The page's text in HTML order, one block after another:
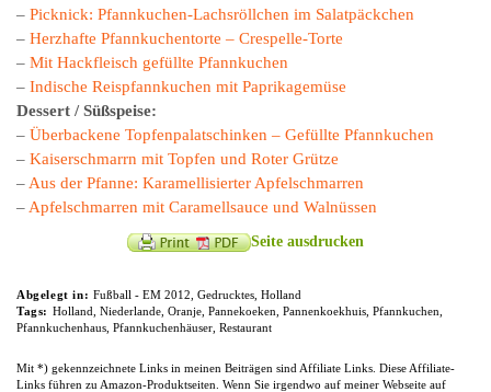
– Picknick: Pfannkuchen-Lachsröllchen im Salatpäckchen
– Herzhafte Pfannkuchentorte – Crespelle-Torte
– Mit Hackfleisch gefüllte Pfannkuchen
– Indische Reispfannkuchen mit Paprikagemüse
Dessert / Süßspeise:
– Überbackene Topfenpalatschinken – Gefüllte Pfannkuchen
– Kaiserschmarrn mit Topfen und Roter Grütze
– Aus der Pfanne: Karamellisierter Apfelschmarren
– Apfelschmarren mit Caramellsauce und Walnüssen
Seite ausdrucken
Abgelegt in: Fußball - EM 2012 Gedrucktes, Holland
Tags: Holland Niederlande, Oranje, Pannekoeken Pannenkoekhuis, Pfannkuchen
Pfannkuchenhaus Pfannkuchenhäuser Restaurant
Mit *) gekennzeichnete Links in meinen Beiträgen sind Affiliate Links. Diese Affiliate-
Links führen zu Amazon-Produktseiten. Wenn Sie irgendwo auf meiner Webseite auf